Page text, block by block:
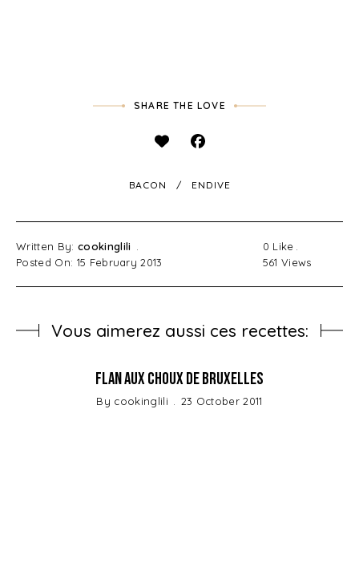
SHARE THE LOVE
BACON ENDIVE
Written By: cookinglili
Posted On: 15 February 2013
0 Like
561 Views
Vous aimerez aussi ces recettes:
Flan aux Choux de Bruxelles
By cookinglili 23 October 2011